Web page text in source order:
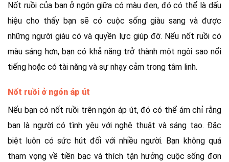
Nốt ruồi của bạn ở ngón giữa có màu đen, đó có thể là dấu
hiệu cho thấy bạn sẽ có cuộc sống giàu sang và được
những người giàu có và quyền lực giúp đỡ. Nếu nốt ruồi có
màu sáng hơn, bạn có khả năng trở thành một ngôi sao nổi
tiếng hoặc có tài năng và sự nhạy cảm trong tâm linh.
Nốt ruồi ở ngón áp út
Nếu bạn có nốt ruồi trên ngón áp út, đó có thể ám chỉ rằng
bạn là người có tình yêu với nghệ thuật và sáng tạo. Đặc
biệt luôn có sức hút đối với nhiều người. Bạn không quá
tham vọng về tiền bạc và thích tận hưởng cuộc sống đơn